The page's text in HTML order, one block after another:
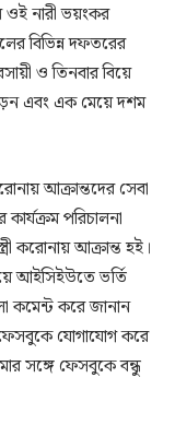
ওই নারী ভয়ংকর
বিভিন্ন দফতরের
ও তিনবার বিয়ে
এবং এক মেয়ে দশম
আক্রান্তদের সেবা
পরিচালনা
করোনায় আক্রান্ত হই।
আইসিইউতে ভর্তি
কমেন্ট করে জানান
যোগাযোগ করে
সঙ্গে ফেসবুকে বন্ধু